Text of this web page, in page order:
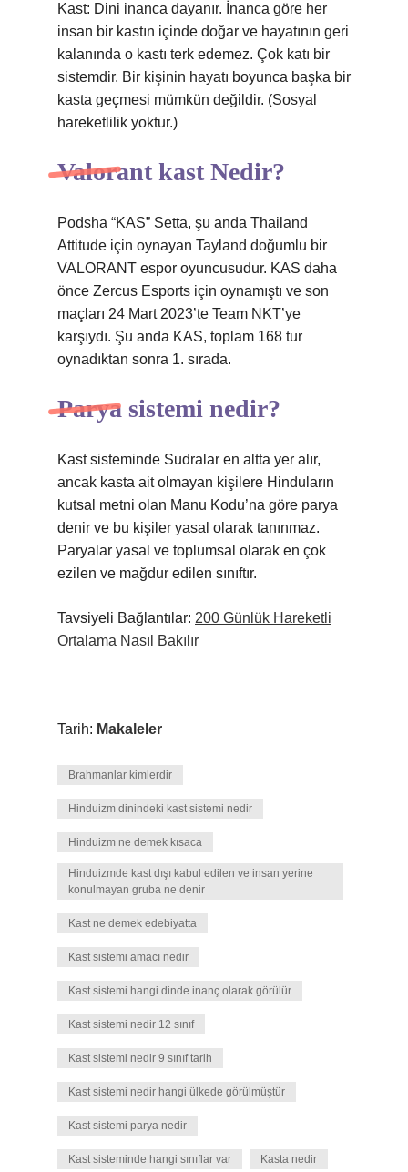
Kast: Dini inanca dayanır. İnanca göre her
insan bir kastın içinde doğar ve hayatının geri
kalanında o kastı terk edemez. Çok katı bir
sistemdir. Bir kişinin hayatı boyunca başka bir
kasta geçmesi mümkün değildir. (Sosyal
hareketlilik yoktur.)
Valorant kast Nedir?
Podsha “KAS” Setta, şu anda Thailand
Attitude için oynayan Tayland doğumlu bir
VALORANT espor oyuncusudur. KAS daha
önce Zercus Esports için oynamıştı ve son
maçları 24 Mart 2023’te Team NKT’ye
karşıydı. Şu anda KAS, toplam 168 tur
oynadıktan sonra 1. sırada.
Parya sistemi nedir?
Kast sisteminde Sudralar en altta yer alır,
ancak kasta ait olmayan kişilere Hinduların
kutsal metni olan Manu Kodu’na göre parya
denir ve bu kişiler yasal olarak tanınmaz.
Paryalar yasal ve toplumsal olarak en çok
ezilen ve mağdur edilen sınıftır.
Tavsiyeli Bağlantılar: 200 Günlük Hareketli
Ortalama Nasıl Bakılır
Tarih: Makaleler
Brahmanlar kimlerdir
Hinduizm dinindeki kast sistemi nedir
Hinduizm ne demek kısaca
Hinduizmde kast dışı kabul edilen ve insan yerine
konulmayan gruba ne denir
Kast ne demek edebiyatta
Kast sistemi amacı nedir
Kast sistemi hangi dinde inanç olarak görülür
Kast sistemi nedir 12 sınıf
Kast sistemi nedir 9 sınıf tarih
Kast sistemi nedir hangi ülkede görülmüştür
Kast sistemi parya nedir
Kast sisteminde hangi sınıflar var Kasta nedir